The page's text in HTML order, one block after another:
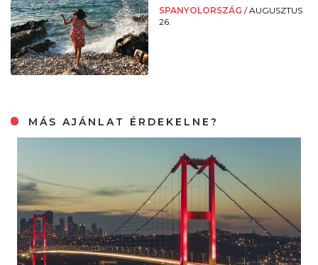
SPANYOLORSZÁG /AUGUSZTUS
26.
MÁS AJÁNLAT ÉRDEKELNE?